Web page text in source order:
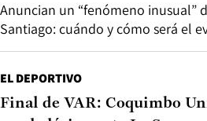
Anuncian un “fenómeno inusual”
Santiago: cuándo y cómo será el
EL DEPORTIVO
Final de VAR: Coquimbo